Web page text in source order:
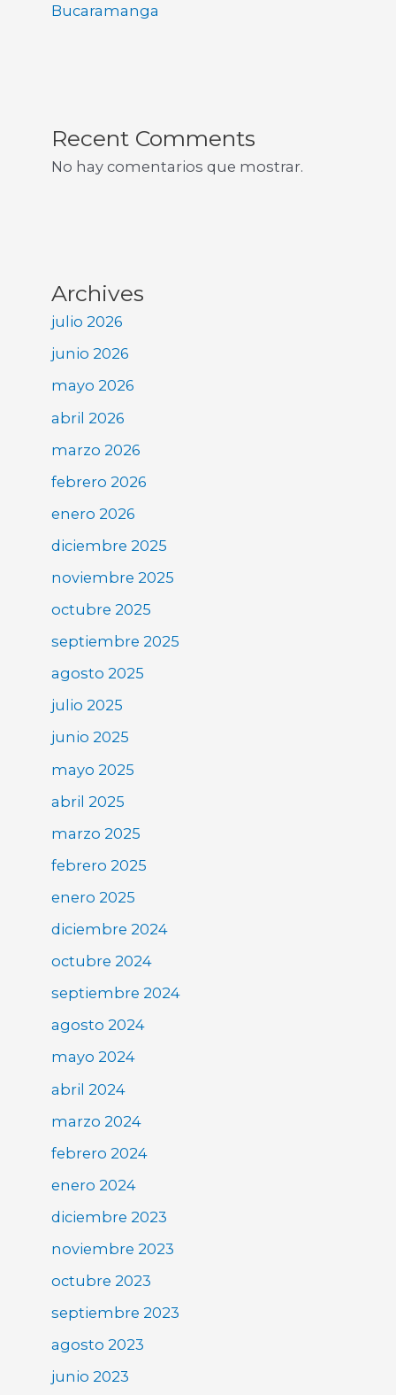
Bucaramanga
Recent Comments
No hay comentarios que mostrar.
Archives
julio 2026
junio 2026
mayo 2026
abril 2026
marzo 2026
febrero 2026
enero 2026
diciembre 2025
noviembre 2025
octubre 2025
septiembre 2025
agosto 2025
julio 2025
junio 2025
mayo 2025
abril 2025
marzo 2025
febrero 2025
enero 2025
diciembre 2024
octubre 2024
septiembre 2024
agosto 2024
mayo 2024
abril 2024
marzo 2024
febrero 2024
enero 2024
diciembre 2023
noviembre 2023
octubre 2023
septiembre 2023
agosto 2023
junio 2023